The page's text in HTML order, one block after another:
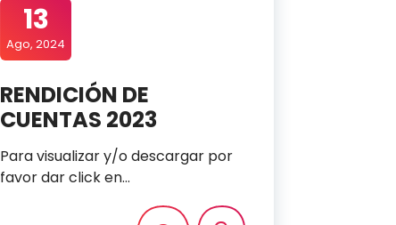
13
Ago, 2024
RENDICIÓN DE
CUENTAS 2023
Para visualizar y/o descargar por
favor dar click en…